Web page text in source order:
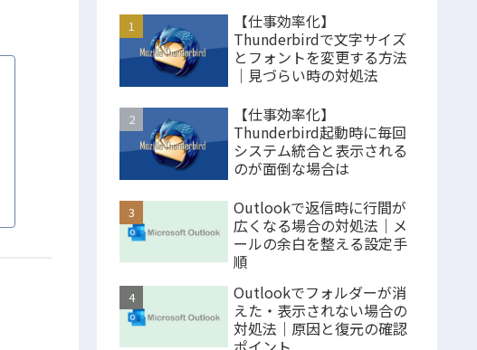
【仕事効率化】
Thunderbirdで文字サイズ
とフォントを変更する方法
｜見づらい時の対処法
【仕事効率化】
Thunderbird起動時に毎回
システム統合と表示される
のが面倒な場合は
Outlookで返信時に行間が
広くなる場合の対処法｜メ
ールの余白を整える設定手
順
Outlookでフォルダーが消
えた・表示されない場合の
対処法｜原因と復元の確認